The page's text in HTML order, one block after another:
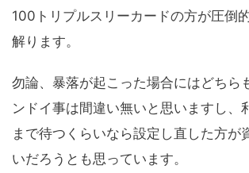
100トリプルスリーカードの方が圧倒
解ります。
勿論、暴落が起こった場合にはどちら
ンドイ事は間違い無いと思いますし、
まで待つくらいなら設定し直した方が
いだろうとも思っています。